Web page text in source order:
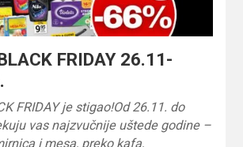
FRIDAY 26.11-
FRIDAY je stigao!Od 26.11. do
vas najzvučnije uštede godine –
i mesa, preko kafa,